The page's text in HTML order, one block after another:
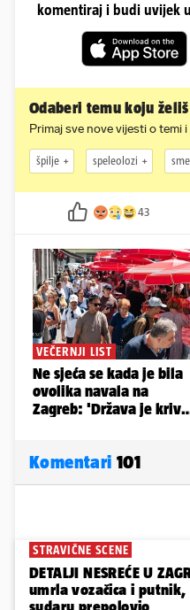
komentiraj i budi uvijek
Odaberi temu koju
Primaj sve nove vijesti o temi
špilje speleolozi
43
Komentari 101
STRAVIČNE SCENE
DETALJI NESREĆE U
umrla vozačica i putnik,
sudaru prepolovio